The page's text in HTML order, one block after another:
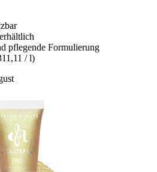
pflegende Formulierung
/ l)